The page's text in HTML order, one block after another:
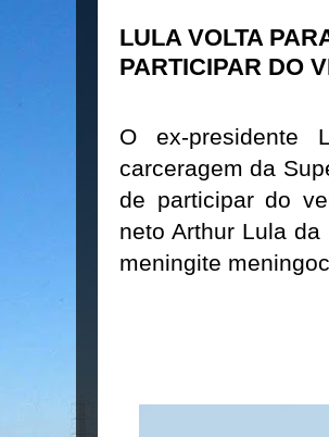
LULA VOLTA
PARTICIPAR DO
O ex-
carceragem da
de participar do
netoArthur Lula
meningite